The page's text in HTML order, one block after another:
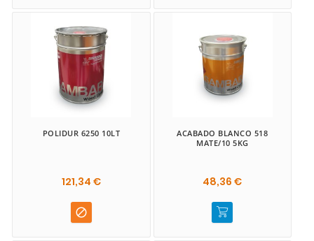
POLIDUR 6250 10LT
121,34 €

ACABADO BLANCO 518
MATE/10 5KG
48,36 €